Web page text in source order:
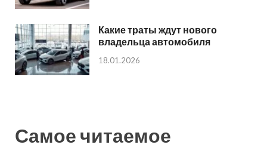
Какие траты ждут нового
владельца автомобиля
18.01.2026
Самое читаемое